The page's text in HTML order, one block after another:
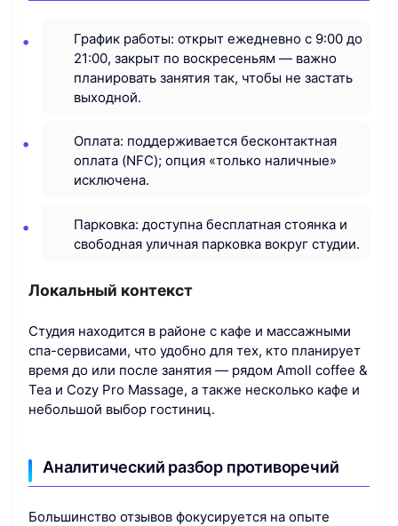
График работы: открыт ежедневно с 9:00 до
21:00, закрыт по воскресеньям — важно
планировать занятия так, чтобы не застать
выходной.
Оплата: поддерживается бесконтактная
оплата (NFC); опция «только наличные»
исключена.
Парковка: доступна бесплатная стоянка и
свободная уличная парковка вокруг студии.
Локальный контекст
Студия находится в районе с кафе и массажными
спа-сервисами, что удобно для тех, кто планирует
время до или после занятия — рядом Amoll coffee &
Tea и Cozy Pro Massage, а также несколько кафе и
небольшой выбор гостиниц.
Аналитический разбор противоречий
Большинство отзывов фокусируется на опыте